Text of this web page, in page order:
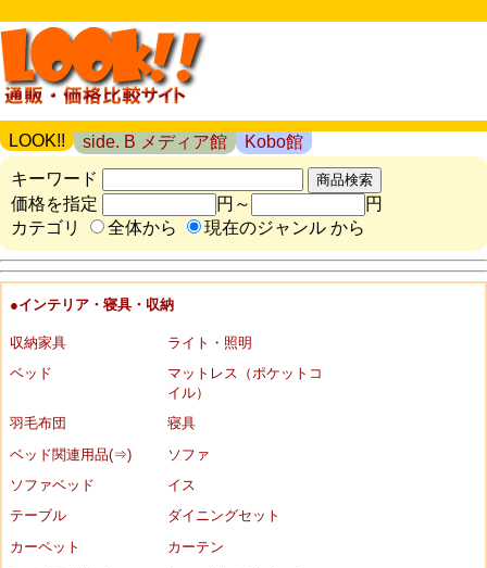
LOOK!! side. B メディア館
Kobo館
キーワード
価格を指定
円～
円
カテゴリ
全体から 現在のジャンル から
●インテリア・寝具・収納
収納家具
ライト・照明
ベッド
マットレス（ポケットコ
イル）
羽毛布団
寝具
ベッド関連用品(⇒)
ソファ
ソファベッド
イス
テーブル
ダイニングセット
カーペット
カーテン